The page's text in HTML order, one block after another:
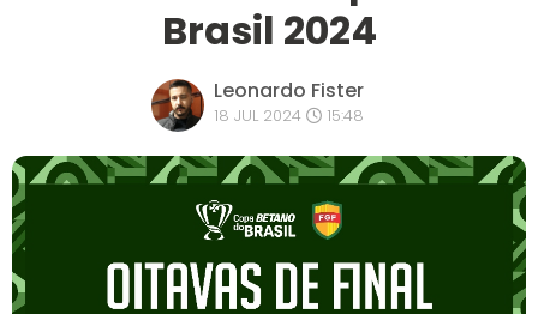
Brasil 2024
Leonardo Fister
18 JUL 2024 15:48